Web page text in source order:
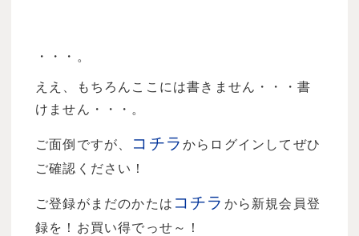
・・・。
ええ、もちろんここには書きません・・・書
けません・・・。
ご面倒ですが、 コチラからログインしてぜひ
ご確認ください！
ご登録がまだのかたは コチラ から新規会員登
録を！お買い得でっせ～！